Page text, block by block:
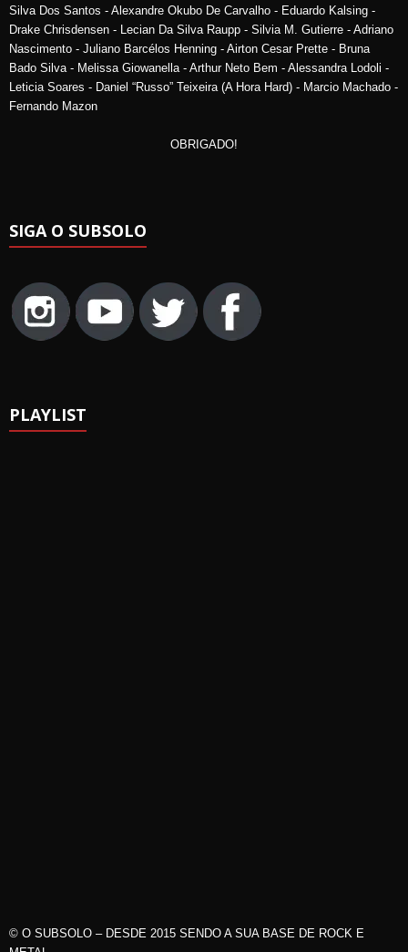
Silva Dos Santos - Alexandre Okubo De Carvalho - Eduardo Kalsing -
Drake Chrisdensen - Lecian Da Silva Raupp - Silvia M. Gutierre - Adriano
Nascimento - Juliano Barcélos Henning - Airton Cesar Prette - Bruna
Bado Silva - Melissa Giowanella - Arthur Neto Bem - Alessandra Lodoli -
Leticia Soares - Daniel “Russo” Teixeira (A Hora Hard) - Marcio Machado -
Fernando Mazon
OBRIGADO!
SIGA O SUBSOLO
PLAYLIST
© O SUBSOLO – DESDE 2015 SENDO A SUA BASE DE ROCK E